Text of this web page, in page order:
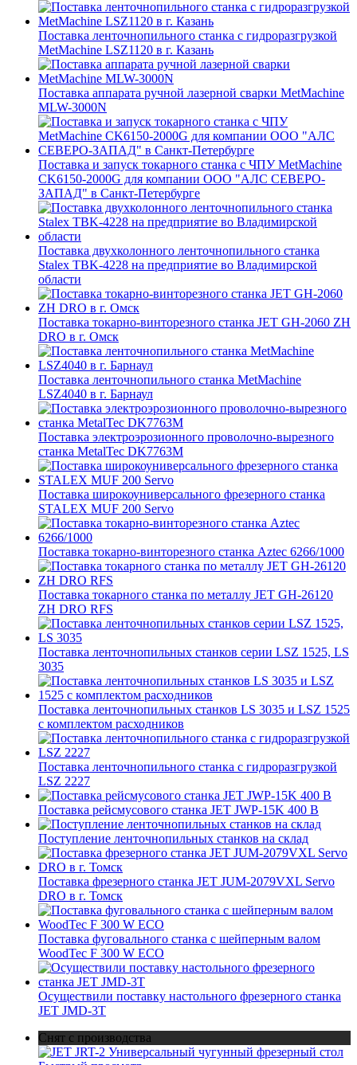
Поставка ленточнопильного станка c гидроразгрузкой
MetMachine LSZ1120 в г. Казань
Поставка аппарата ручной лазерной сварки MetMachine
MLW-3000N
Поставка и запуск токарного станка с ЧПУ MetMachine
CK6150-2000G для компании ООО "АЛС СЕВЕРО-
ЗАПАД" в Санкт-Петербурге
Поставка двухколонного ленточнопильного станка
Stalex TBK-4228 на предприятие во Владимирской
области
Поставка токарно-винторезного станка JET GH-2060 ZH
DRO в г. Омск
Поставка ленточнопильного станка MetMachine
LSZ4040 в г. Барнаул
Поставка электроэрозионного проволочно-вырезного
станка MetalTec DK7763M
Поставка широкоуниверсального фрезерного станка
STALEX MUF 200 Servo
Поставка токарно-винторезного станка Aztec 6266/1000
Поставка токарного станка по металлу JET GH-26120
ZH DRO RFS
Поставка ленточнопильных станков серии LSZ 1525, LS
3035
Поставка ленточнопильных станков LS 3035 и LSZ 1525
с комплектом расходников
Поставка ленточнопильного станка c гидроразгрузкой
LSZ 2227
Поставка рейсмусового станка JET JWP-15K 400 В
Поступление ленточнопильных станков на склад
Поставка фрезерного станка JET JUM-2079VXL Servo
DRO в г. Томск
Поставка фуговального станка с шейперным валом
WoodTec F 300 W ECO
Осуществили поставку настольного фрезерного станка
JET JMD-3T
Снят с производства